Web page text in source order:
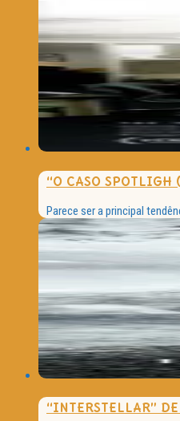
“O CASO SPOTLIGH
Parece ser a principal
“INTERSTELLAR”